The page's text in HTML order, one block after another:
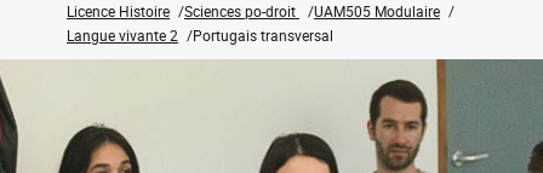
Licence Histoire
Sciences po-droit
UAM505 Modulaire
Langue vivante 2
Portugais transversal